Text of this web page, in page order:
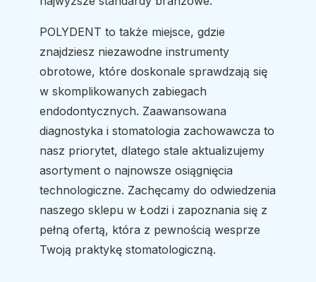
POLYDENT to także miejsce, gdzie
znajdziesz niezawodne instrumenty
obrotowe, które doskonale sprawdzają się
w skomplikowanych zabiegach
endodontycznych. Zaawansowana
diagnostyka i stomatologia zachowawcza to
nasz priorytet, dlatego stale aktualizujemy
asortyment o najnowsze osiągnięcia
technologiczne. Zachęcamy do odwiedzenia
naszego sklepu w Łodzi i zapoznania się z
pełną ofertą, która z pewnością wesprze
Twoją praktykę stomatologiczną.